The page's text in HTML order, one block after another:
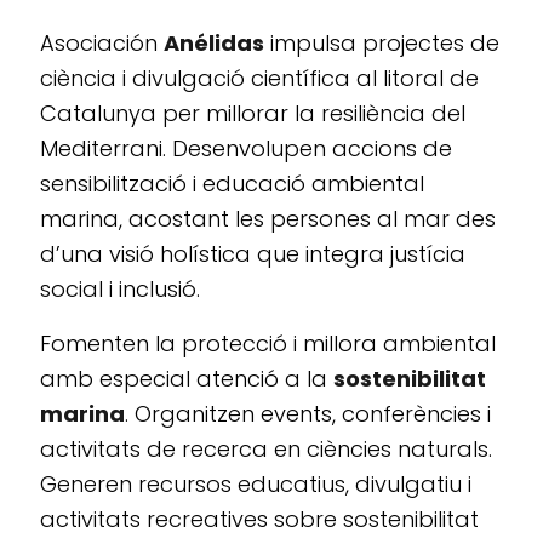
Asociación Anélidas impulsa projectes de
ciència i divulgació científica al litoral de
Catalunya per millorar la resiliència del
Mediterrani. Desenvolupen accions de
sensibilització i educació ambiental
marina, acostant les persones al mar des
d’una visió holística que integra justícia
social i inclusió.
Fomenten la protecció i millora ambiental
amb especial atenció a la sostenibilitat
marina. Organitzen events, conferències i
activitats de recerca en ciències naturals.
Generen recursos educatius, divulgatiu i
activitats recreatives sobre sostenibilitat